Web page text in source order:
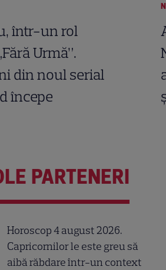
într-un rol
Urmă”.
din noul serial
începe
PARTENERI
Horoscop 4 august 2026.
Capricornilor le este greu să
aibă răbdare într-un context